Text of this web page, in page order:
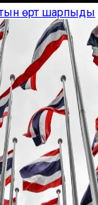
өрт шарпыды